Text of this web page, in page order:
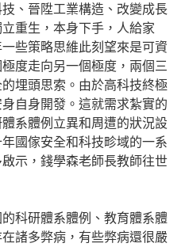
陞工業構造、改變成長
重生，本身下手，人給家
些策略思維此刻望來是可資
度走向另一個極度，兩個三
埋頭思索。由於高科技終極
自身開發。這就需求紮實的
系體例立異和周遭的狀況設
國傢安全和科技畛域的一系
示，錢學森老師長教師往世
體系體例、教育體系體
諸多弊病，有些弊病還很嚴